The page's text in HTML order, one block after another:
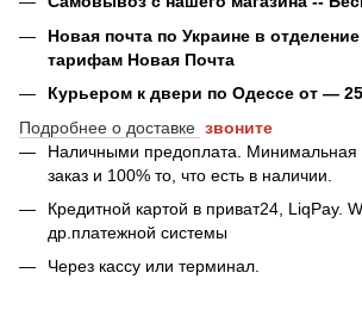
Новая почта по Украине в
тарифам Новая Почта
Курьером к двери по Одессе от —
Подробнее о доставке звоните
Наличными предоплата. Минимальная
заказ и 100% то, что есть в наличии.
Кредитной картой в приват24, LiqPay.
др.платежной системы
Через кассу или терминал.